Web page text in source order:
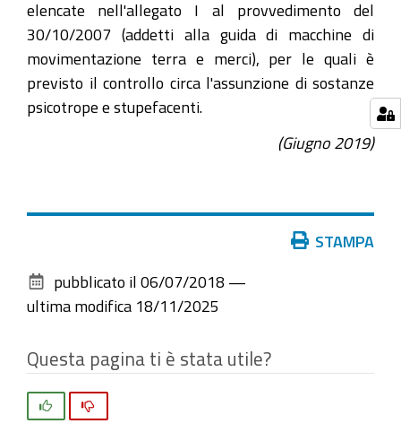
elencate nell'allegato I al provvedimento del
30/10/2007 (addetti alla guida di macchine di
movimentazione terra e merci), per le quali è
previsto il controllo circa l'assunzione di sostanze
psicotrope e stupefacenti.
(Giugno 2019)
documento
STAMPA
pubblicato il 06/07/2018 —
ultima modifica 18/11/2025
Questa pagina ti è stata utile?